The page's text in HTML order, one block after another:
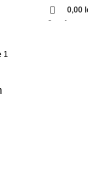
0,00
Antikolt fogantyuk